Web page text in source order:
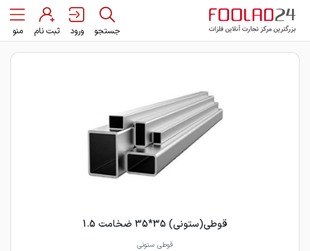
جستجو ورود ثبت نام منو
قوطی(ستونی) 35*35 ضخامت 1.5
قوطی ستونی